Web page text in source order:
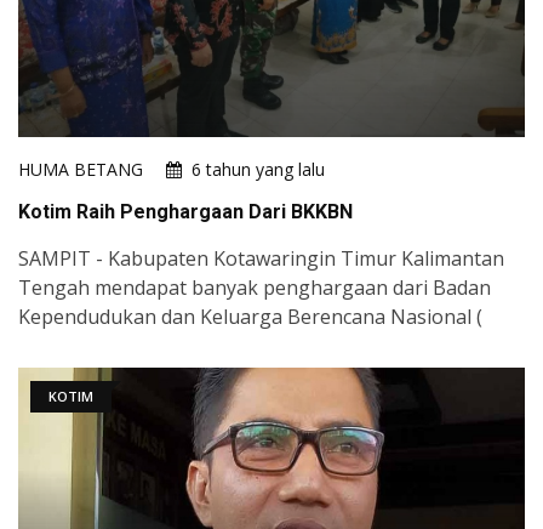
HUMA BETANG
6 tahun yang lalu
Kotim Raih Penghargaan Dari BKKBN
SAMPIT - Kabupaten Kotawaringin Timur Kalimantan
Tengah mendapat banyak penghargaan dari Badan
Kependudukan dan Keluarga Berencana Nasional (
KOTIM